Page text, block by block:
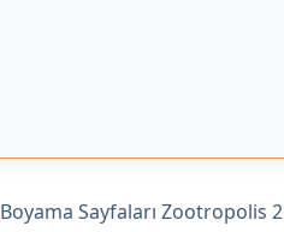
Boyama Sayfaları Zootropolis 2